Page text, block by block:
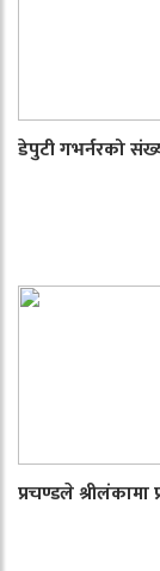
डेपुटी गभर्नरको
प्रचण्डले